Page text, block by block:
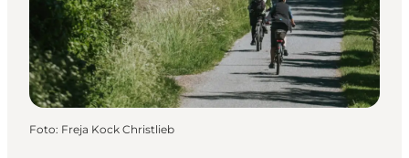
Foto: Freja Kock Christlieb